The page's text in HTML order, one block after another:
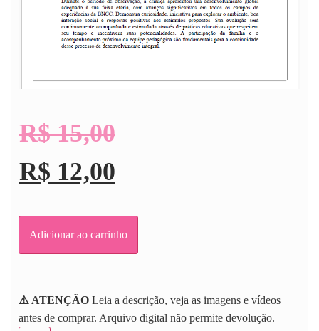
R$15,00
R$ 12,00
Adicionar ao carrinho
⚠️ ATENÇÃO Leia a descrição, veja as imagens e vídeos
antes de comprar. Arquivo digital não permite devolução.